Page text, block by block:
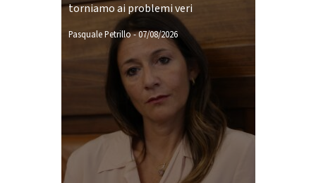
torniamo ai problemi veri
Pasquale Petrillo-07/08/2026